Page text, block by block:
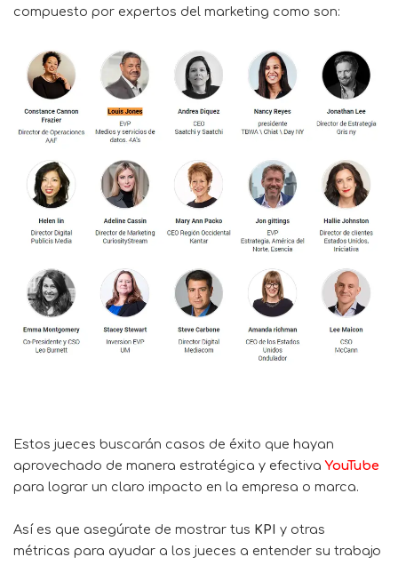
compuesto por expertos del marketing como son:
Estos jueces buscarán casos de éxito que hayan
aprovechado de manera estratégica y efectivaYouTube
para lograr un claro impacto en la empresa o marca.
Así es que asegúrate de mostrar tus KPI
y otras
métricas para ayudar a los jueces a entender su trabajo